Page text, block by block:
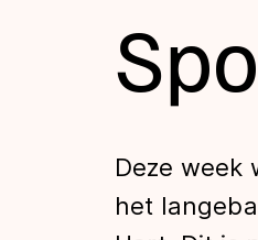
Deze week
het